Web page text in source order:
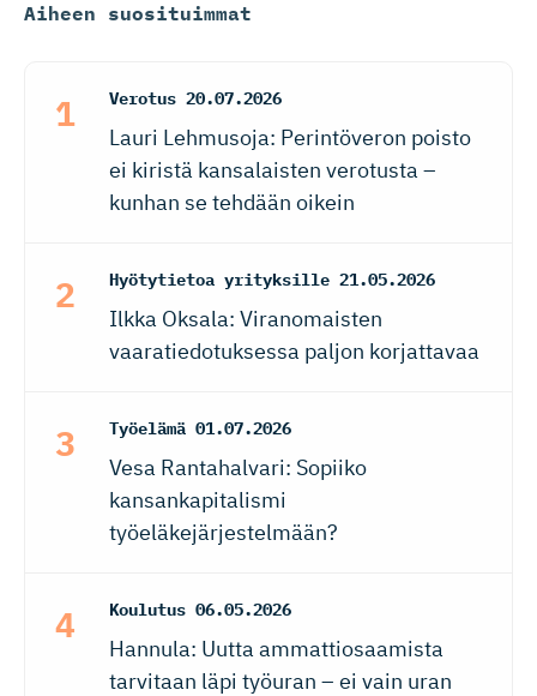
Aiheen suosituimmat
Verotus 20.07.2026
Lauri Lehmusoja: Perintöveron poisto
ei kiristä kansalaisten verotusta –
kunhan se tehdään oikein
Hyötytietoa yrityksille 21.05.2026
Ilkka Oksala: Viranomaisten
vaaratiedotuksessa paljon korjattavaa
Työelämä 01.07.2026
Vesa Rantahalvari: Sopiiko
kansankapitalismi
työeläkejärjestelmään?
Koulutus 06.05.2026
Hannula: Uutta ammattiosaamista
tarvitaan läpi työuran – ei vain uran